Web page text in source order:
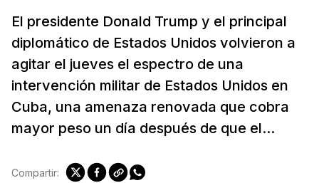
El presidente Donald Trump y el principal
diplomático de Estados Unidos volvieron a
agitar el jueves el espectro de una
intervención militar de Estados Unidos en
Cuba, una amenaza renovada que cobra
mayor peso un día después de que el...
Compartir: